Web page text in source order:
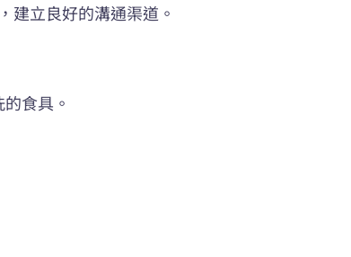
立良好的溝通渠道。
食具。